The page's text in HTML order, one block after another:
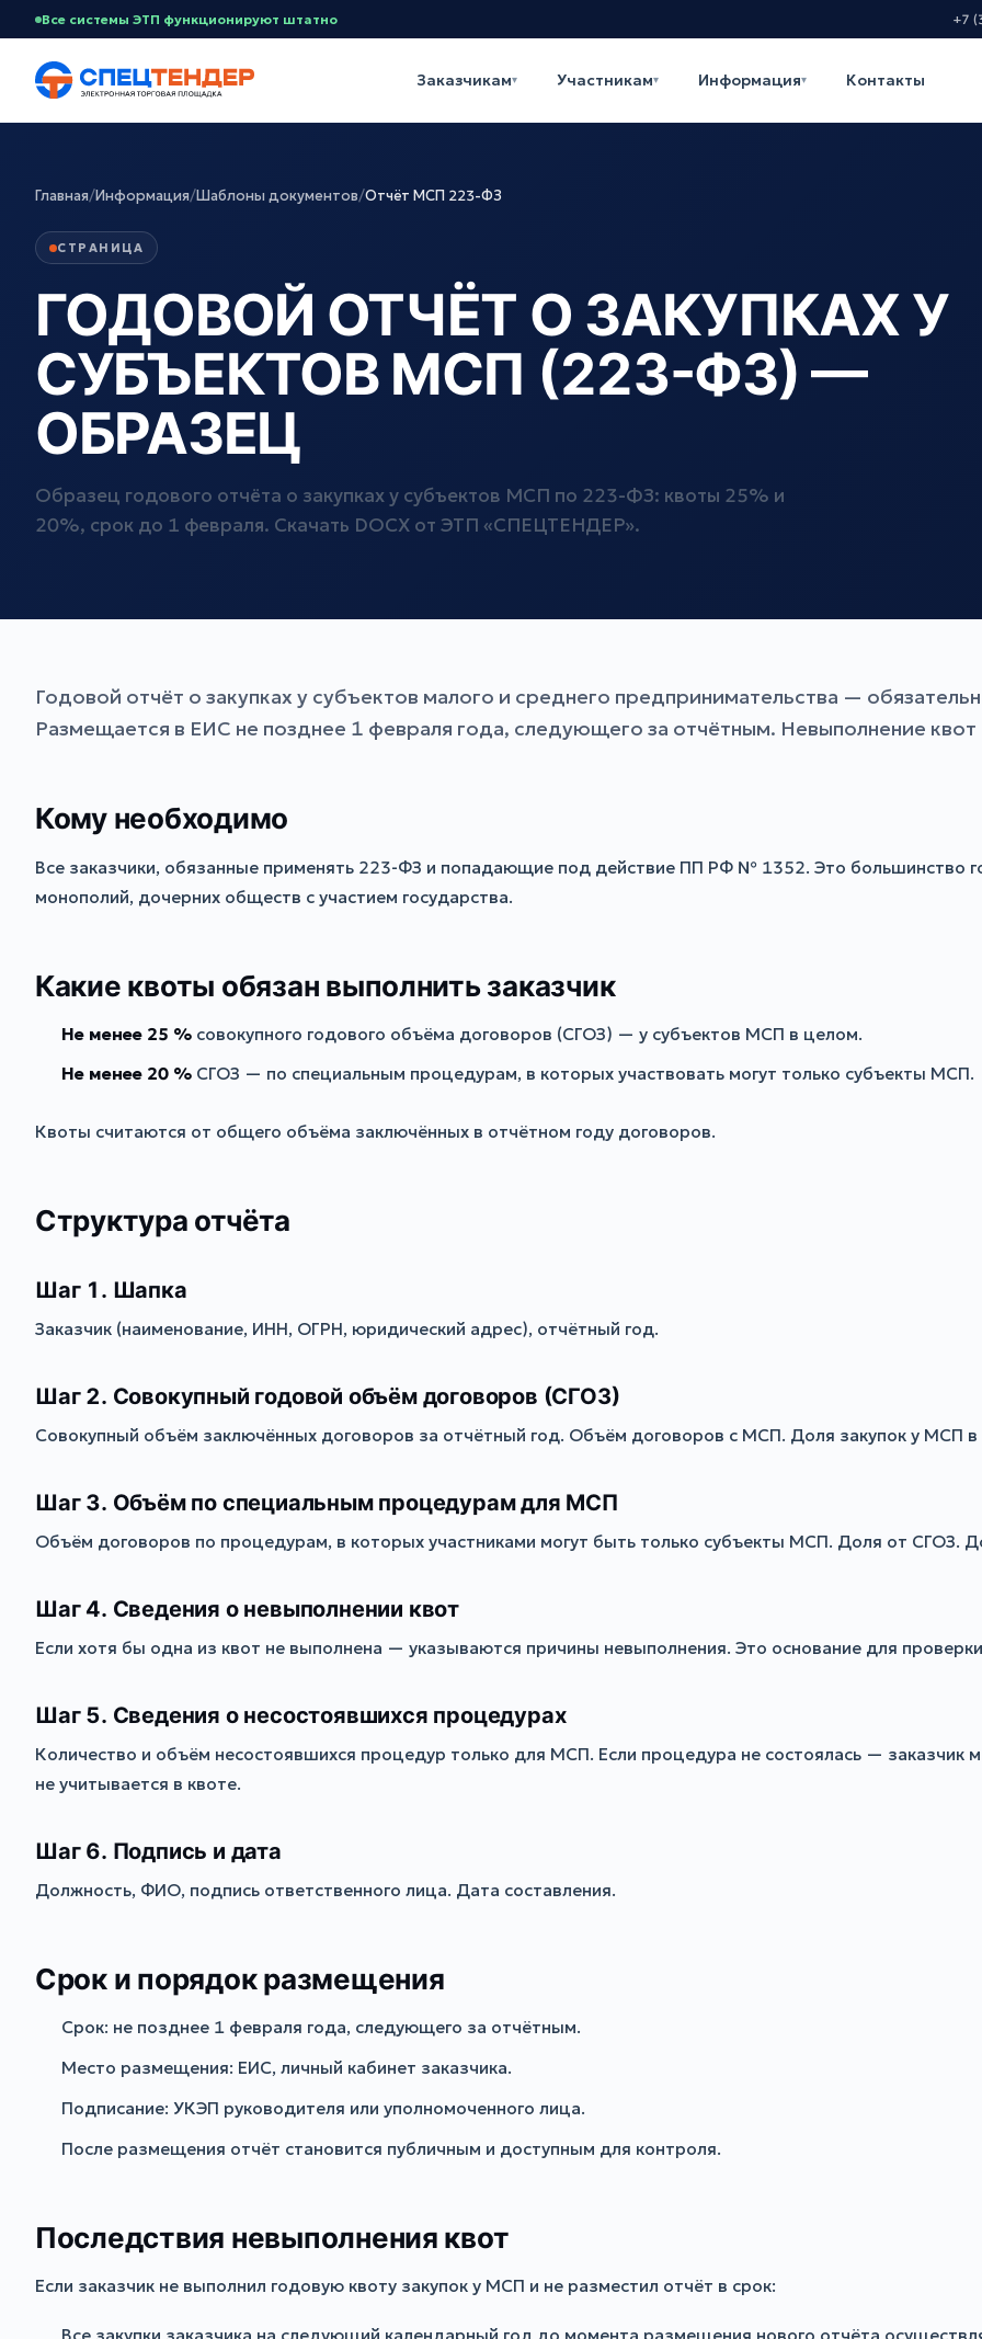
Все системы ЭТП функционируют штатно +7
Заказчикам▾ Участникам▾ Информация▾ Контакты
Главная/Информация/Шаблоны документов/Отчёт МСП 223-ФЗ
СТРАНИЦА
ГОДОВОЙ ОТЧЁТ О ЗАКУПКАХ У
СУБЪЕКТОВ МСП (223-ФЗ) —
ОБРАЗЕЦ
Образец годового отчёта о закупках у субъектов МСП по 223-ФЗ: квоты 25% и
20%, срок до 1 февраля. Скачать DOCX от ЭТП «СПЕЦТЕНДЕР».
Годовой отчёт о закупках у субъектов малого и среднего предпринимательства —
Размещается в ЕИС не позднее 1 февраля года, следующего за отчётным. Невыполнение
Кому необходимо
Все заказчики, обязанные применять 223-ФЗ и попадающие под действие ПП РФ № 1352. Это большинство
монополий, дочерних обществ с участием государства.
Какие квоты обязан выполнить заказчик
Не менее 25 % совокупного годового объёма договоров (СГОЗ) — у субъектов МСП в целом.
Не менее 20 % СГОЗ — по специальным процедурам, в которых участвовать могут только субъекты МСП.
Квоты считаются от общего объёма заключённых в отчётном году договоров.
Структура отчёта
Шаг 1. Шапка
Заказчик (наименование, ИНН, ОГРН, юридический адрес), отчётный год.
Шаг 2. Совокупный годовой объём договоров (СГОЗ)
Совокупный объём заключённых договоров за отчётный год. Объём договоров с МСП. Доля закупок у МСП в
Шаг 3. Объём по специальным процедурам для МСП
Объём договоров по процедурам, в которых участниками могут быть только субъекты МСП. Доля от СГОЗ.
Шаг 4. Сведения о невыполнении квот
Если хотя бы одна из квот не выполнена — указываются причины невыполнения. Это основание для
Шаг 5. Сведения о несостоявшихся процедурах
Количество и объём несостоявшихся процедур только для МСП. Если процедура не состоялась — заказчик
не учитывается в квоте.
Шаг 6. Подпись и дата
Должность, ФИО, подпись ответственного лица. Дата составления.
Срок и порядок размещения
Срок: не позднее 1 февраля года, следующего за отчётным.
Место размещения: ЕИС, личный кабинет заказчика.
Подписание: УКЭП руководителя или уполномоченного лица.
После размещения отчёт становится публичным и доступным для контроля.
Последствия невыполнения квот
Если заказчик не выполнил годовую квоту закупок у МСП и не разместил отчёт в срок: